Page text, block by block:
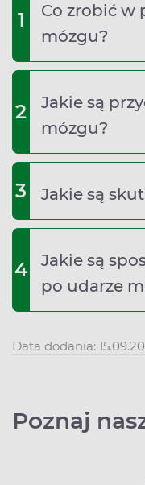
1
Co zrobić w
mózgu?
2
Jakie są
mózgu?
3 Jakie są
4
Jakie są
po udarze
Data dodania:
Poznaj